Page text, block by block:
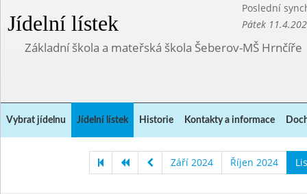
Jídelní lístek
Poslední
Pátek
Základní škola a mateřská škola Šeberov-MŠ Hrnčíře
Vybrat jídelnu Jídelní lístek Historie Kontakty a informace
Září 2024 Říjen 2024